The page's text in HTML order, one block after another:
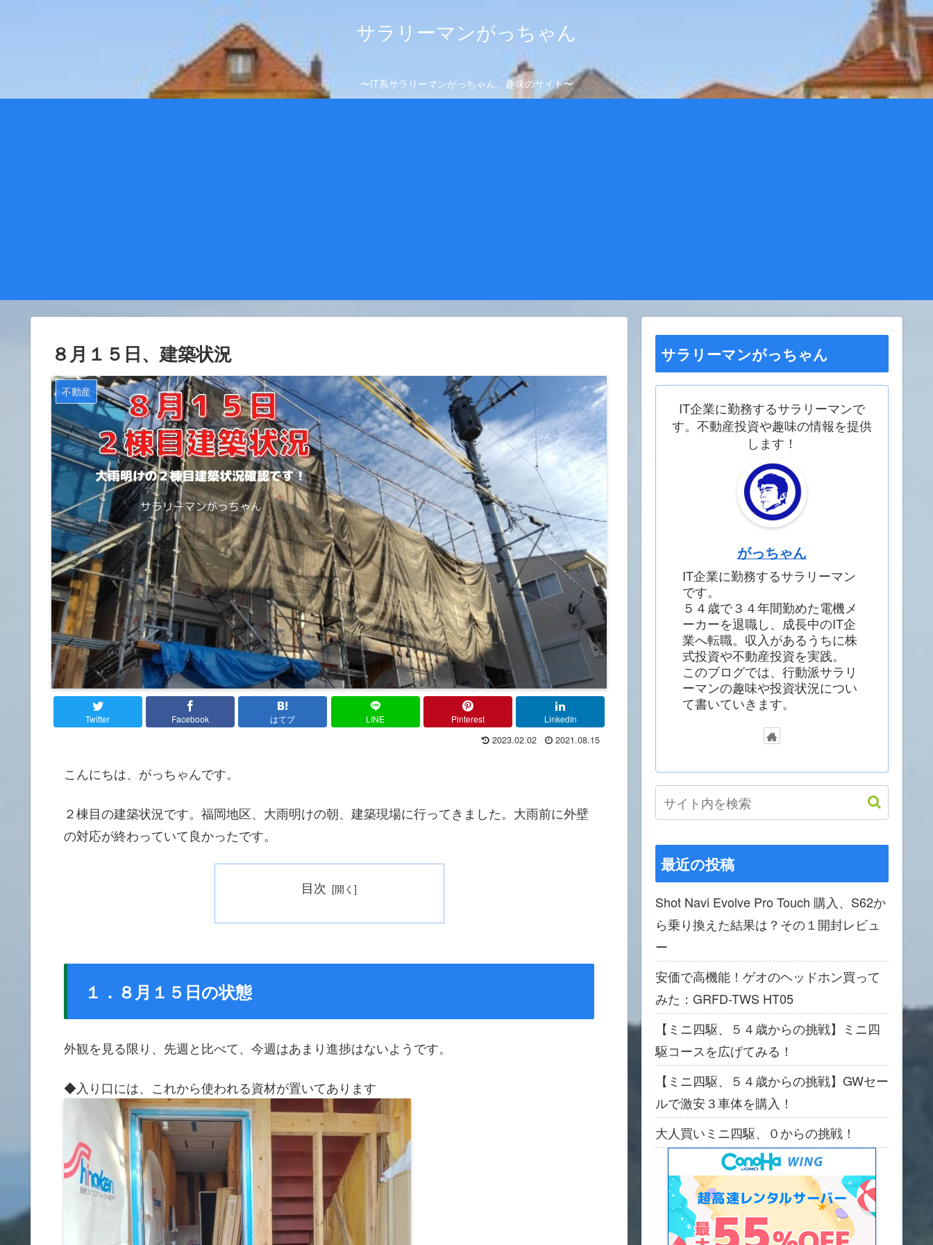
サラリーマンがっちゃん
〜IT系サラリーマンがっちゃん、趣味のサイト〜
８月１５日、建築状況
不動産
Twitter Facebook はてブ LINE Pinterest LinkedIn
2023.02.02 2021.08.15
こんにちは、がっちゃんです。
２棟目の建築状況です。福岡地区、大雨明けの朝、建築現場に行ってきました。大雨前に外壁
の対応が終わっていて良かったです。
目次
１．８月１５日の状態
外観を見る限り、先週と比べて、今週はあまり進捗はないようです。
◆入り口には、これから使われる資材が置いてあります
サラリーマンがっちゃん
IT企業に勤務するサラリーマンで
す。不動産投資や趣味の情報を提供
します！
がっちゃん
IT企業に勤務するサラリーマン
です。
５４歳で３４年間勤めた電機メ
ーカーを退職し、成長中のIT企
業へ転職。収入があるうちに株
式投資や不動産投資を実践。
このブログでは、行動派サラリ
ーマンの趣味や投資状況につい
て書いていきます。
最近の投稿
Shot Navi Evolve Pro Touch 購入、S62か
ら乗り換えた結果は？その１開封レビュ
ー
安価で高機能！ゲオのヘッドホン買って
みた：GRFD-TWS HT05
【ミニ四駆、５４歳からの挑戦】ミニ四
駆コースを広げてみる！
【ミニ四駆、５４歳からの挑戦】GWセー
ルで激安３車体を購入！
大人買いミニ四駆、０からの挑戦！